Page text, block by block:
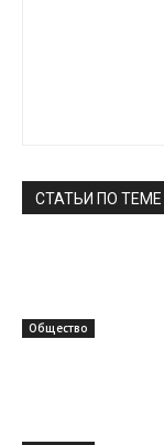
СТАТЬИ ПО ТЕМЕ
Общество